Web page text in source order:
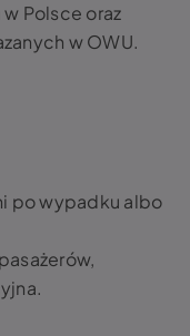
Polsce oraz
w OWU.
po wypadku albo